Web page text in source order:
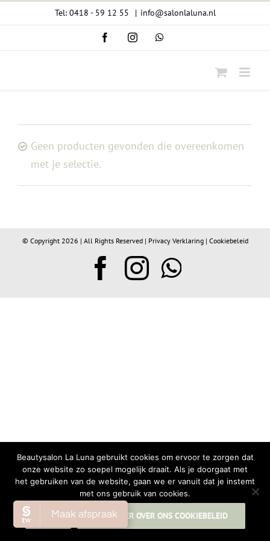
Tel: 0418 - 59 12 55 | info@salonlaluna.nl
FacebookInstagramWhatsApp
Geen producten gevonden die overeenkomen
met je selectie.
© Copyright 2026 | All Rights Reserved | Privacy Verklaring| Cookiebeleid
Facebook
Instagram
Beautysalon La Luna gebruikt cookies om ervoor te zorgen dat
onze website zo soepel mogelijk draait. Als je doorgaat met
het gebruiken van de website, gaan we er vanuit dat je instemt
met ons gebruik van cookies.
OK LEES MEER OVER ONS COOKIEBELEID